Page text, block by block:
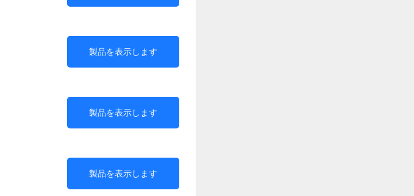
製品を表示します
製品を表示します
製品を表示します